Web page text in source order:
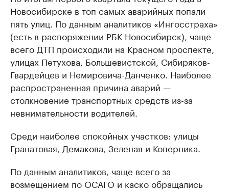
Новосибирске в топ самых аварийных попали
пять улиц. По данным аналитиков «Ингосстраха»
(есть в распоряжении РБК Новосибирск), чаще
всего ДТП происходили на Красном проспекте,
улицах Петухова, Большевистской, Сибиряков-
Гвардейцев и Немировича-Данченко. Наиболее
распространенная причина аварий —
столкновение транспортных средств из-за
невнимательности водителей.
Среди наиболее спокойных участков: улицы
Гранатовая, Демакова, Зеленая и Коперника.
По данным аналитиков, чаще всего за
возмещением по ОСАГО и каско обращались